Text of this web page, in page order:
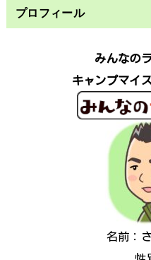
プロフィール
みんなの
キャンプマイ
名前：